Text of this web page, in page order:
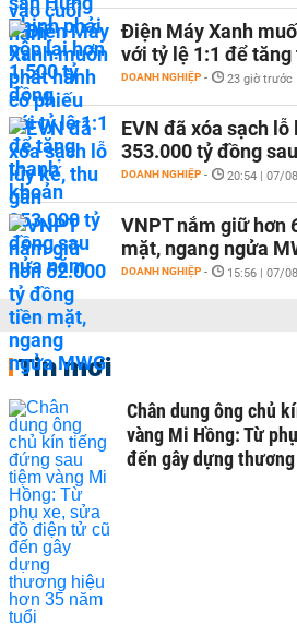
Điện Máy Xanh
với tỷ lệ 1:1 để
DOANH NGHIỆP - 23 giờ trước
EVN đã xóa sạch
353.000 tỷ đồng
DOANH NGHIỆP - 20:54 | 07/
VNPT nắm giữ hơn
mặt, ngang ngửa
DOANH NGHIỆP - 15:56 | 07/
Tin mới
Chân dung ông chủ
vàng Mi Hồng: Từ
đến gây dựng